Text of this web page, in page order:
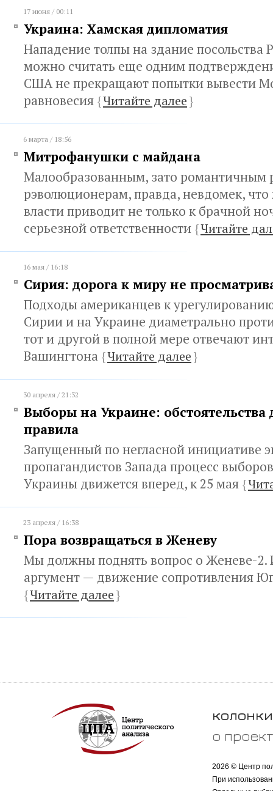
17 июня / 00:11
Украина: Хамская дипломатия
Нападение толпы на здание посольства
можно считать еще одним
США не прекращают попытки вывести
равновесия {Читайте далее}
6 марта / 18:56
Митрофанушки с майдана
Малообразованным, зато романтичным
рэволюционерам, правда, невдомек,
власти приводит не только к брачной
серьезной ответственности {Читайте
16 мая / 16:18
Сирия: дорога к миру не
Подходы американцев к
Сирии и на Украине диаметрально
тот и другой в полной мере отвечают
Вашингтона {Читайте далее}
30 апреля / 21:32
Выборы на Украине: обстоятельства
правила
Запущенный по негласной инициативе
пропагандистов Запада процесс
Украины движется вперед, к 25 мая {
23 апреля / 16:38
Пора возвращаться в Женеву
Мы должны поднять вопрос о Женеве-2.
аргумент — движение сопротивления
{Читайте далее}
колонки
о
2026 © Центр
При